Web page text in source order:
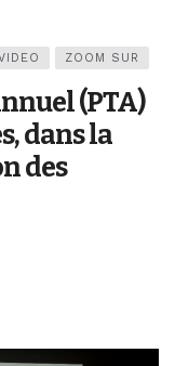
ZOOM SUR
(PTA)
dans la
des